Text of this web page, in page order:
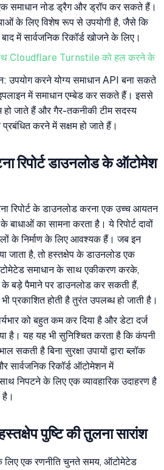
समाधान नोड ड्रैग और ड्रॉप कर सकते हैं।
के लिए विशेष रूप से उपयोगी है, जैसे कि
में सार्वजनिक रिकॉर्ड खोजने के लिए।
Cloudflare Turnstile को हल करने के
करने योग्य समाधान API बना सकते
में समाधान एम्बेड कर सकते हैं। इससे
हो जाते हैं और गैर-तकनीकी टीम सदस्य
करने में सक्षम हो जाते हैं।
रिपोर्ट डाउनलोड के ऑटोमेश
रिपोर्ट के डाउनलोड करना एक उच्च आयतन
का सामना करता है। ये रिपोर्ट दावों
के निर्माण के लिए आवश्यक हैं। जब इन
जाता है, तो हस्तक्षेप के डाउनलोड एक
समाधान के साथ एकीकरण करके,
के बड़े पैमाने पर डाउनलोड कर सकती हैं,
प्रकाशित होती है तुरंत उपलब्ध हो जाती है।
को बहुत कम कर दिया है और डेटा दर्ज
है। यह यह भी सुनिश्चित करता है कि कंपनी
सकती है बिना सुरक्षा उपायों द्वारा ब्लॉक
सार्वजनिक रिकॉर्ड ऑटोमेशन में
के लिए एक व्यावहारिक उदाहरण है
है।
पुष्टि की तुलना सारांश
लिए एक रणनीति चुनते समय, ऑटोमेटेड